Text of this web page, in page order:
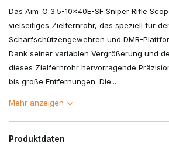
Das Aim-O 3.5-10x40E-SF Sniper Rifle
vielseitiges Zielfernrohr, das speziell für
Scharfschützengewehren und DMR-
Dank seiner variablen Vergrößerung und
dieses Zielfernrohr hervorragende
bis große Entfernungen. Die...
Mehr anzeigen
Produktdaten